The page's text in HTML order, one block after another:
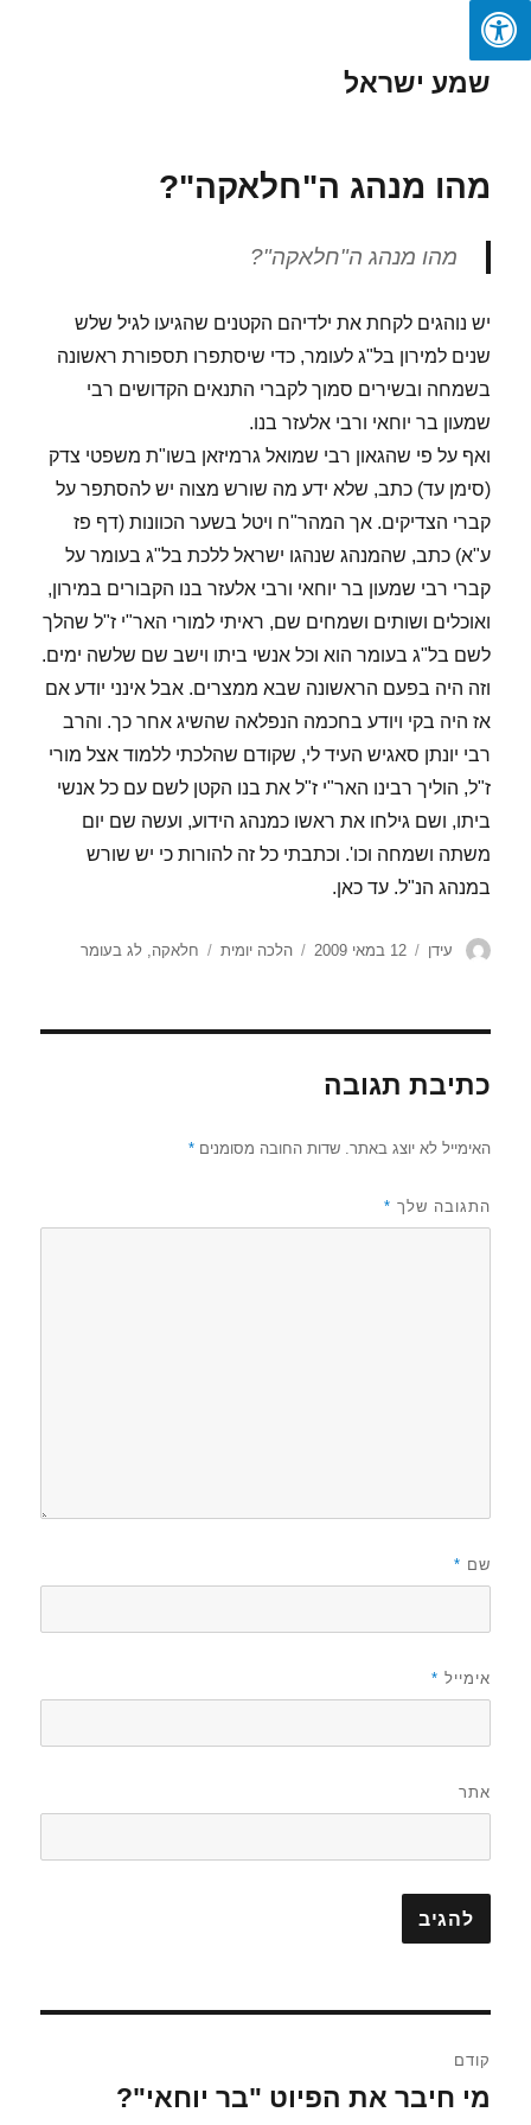
שמע ישראל
מהו מנהג ה"חלאקה"?
מהו מנהג ה"חלאקה"?
יש נוהגים לקחת את ילדיהם הקטנים שהגיעו לגיל שלש
שנים למירון בל"ג לעומר, כדי שיסתפרו תספורת ראשונה
בשמחה ובשירים סמוך לקברי התנאים הקדושים רבי
שמעון בר יוחאי ורבי אלעזר בנו.
ואף על פי שהגאון רבי שמואל גרמיזאן בשו"ת משפטי צדק
(סימן עד) כתב, שלא ידע מה שורש מצוה יש להסתפר על
קברי הצדיקים. אך המהר"ח ויטל בשער הכוונות (דף פז
ע"א) כתב, שהמנהג שנהגו ישראל ללכת בל"ג בעומר על
קברי רבי שמעון בר יוחאי ורבי אלעזר בנו הקבורים במירון,
ואוכלים ושותים ושמחים שם, ראיתי למורי האר"י ז"ל שהלך
לשם בל"ג בעומר הוא וכל אנשי ביתו וישב שם שלשה ימים.
וזה היה בפעם הראשונה שבא ממצרים. אבל אינני יודע אם
אז היה בקי ויודע בחכמה הנפלאה שהשיג אחר כך. והרב
רבי יונתן סאגיש העיד לי, שקודם שהלכתי ללמוד אצל מורי
ז"ל, הוליך רבינו האר"י ז"ל את בנו הקטן לשם עם כל אנשי
ביתו, ושם גילחו את ראשו כמנהג הידוע, ועשה שם יום
משתה ושמחה וכו'. וכתבתי כל זה להורות כי יש שורש
במנהג הנ"ל. עד כאן.
מחבר
עידן
פורסם
12 במאי 2009 קטגוריות
הלכה יומית תגיות
חלאקה,לג בעומר
כתיבת תגובה
האימייל לא יוצג באתר. שדות החובה מסומנים*
התגובה שלך *
שם *
אימייל *
אתר
קודם
הפוסט
מי חיבר את הפיוט "בר יוחאי"?